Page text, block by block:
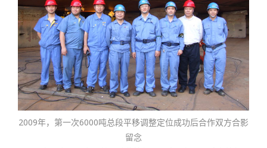
2009年，第一次6000吨总段平移调整定位成功后合作双方合影
留念